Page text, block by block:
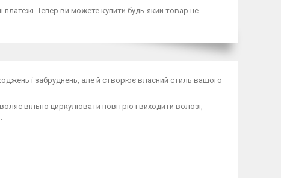
платежі. Тепер ви можете купити будь-який товар не
і забруднень, але й створює власний стиль вашого
вільно циркулювати повітрю і виходити волозі,